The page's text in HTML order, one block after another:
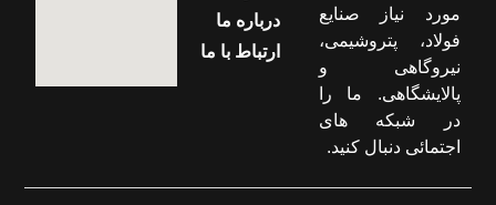
مورد نیاز صنایع
فولاد، پتروشیمی،
نیروگاهی و
پالایشگاهی. ما را
در شبکه های
اجتمائی دنبال کنید.
درباره ما
ارتباط با ما